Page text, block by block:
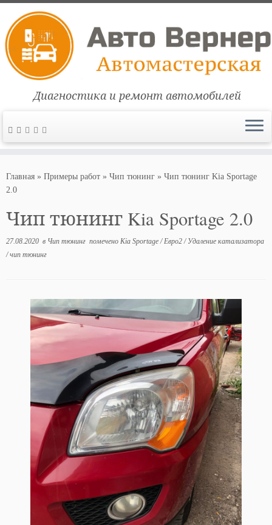
содержимому
Диагностика и ремонт автомобилей
Главная » Примеры работ » Чип тюнинг » Чип тюнинг Kia Sportage
2.0
Чип тюнинг Kia Sportage 2.0
27.08.2020 в Чип тюнинг помечено Kia Sportage / Евро2 / Удаление катализатора
/чип тюнинг